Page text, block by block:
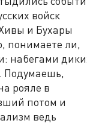
войск
и Бухары
понимаете ли,
набегами
Подумаешь,
рояле в
потом и
ведь